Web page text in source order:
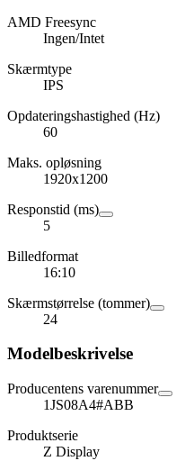
AMD Freesync
Ingen/Intet
Skærmtype
IPS
Opdateringshastighed (Hz)
60
Maks. opløsning
1920x1200
Responstid (ms)
5
Billedformat
16:10
Skærmstørrelse (tommer)
24
Modelbeskrivelse
Producentens varenummer
1JS08A4#ABB
Produktserie
Z Display